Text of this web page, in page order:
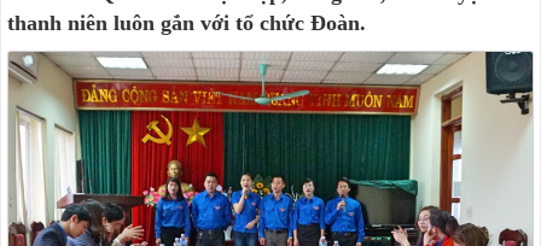
thanh niên luôn gắn với tổ chức Đoàn.